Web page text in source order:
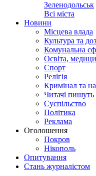
Зеленодольськ
Всі міста
Новини
Місцева влада
Культура та
Комунальна
Освіта,
Спорт
Релігія
Кримінал та
Читачі пишуть
Суспільство
Політика
Реклама
Оголошення
Покров
Нікополь
Опитування
Стань журналістом